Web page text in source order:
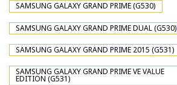
SAMSUNG GALAXY GRAND PRIME (G530)
SAMSUNG GALAXY GRAND PRIME DUAL (G530)
SAMSUNG GALAXY GRAND PRIME 2015 (G531)
SAMSUNG GALAXY GRAND PRIME VE VALUE
EDITION (G531)